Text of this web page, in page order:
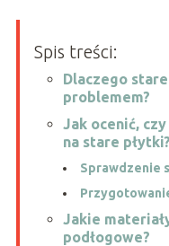
Spis treści:
Dlaczego
problemem?
Jak ocenić,
na stare płytki?
Sprawdzenie
Jakie
podłogowe?